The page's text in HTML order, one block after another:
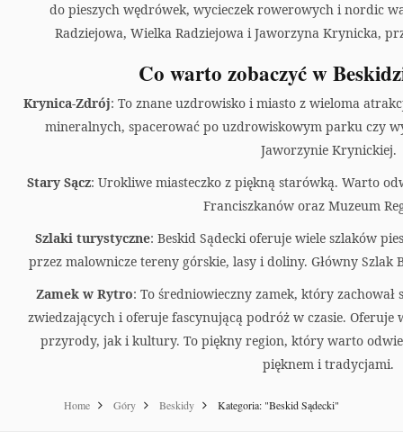
do pieszych wędrówek, wycieczek rowerowych i nordic
Radziejowa, Wielka Radziejowa i Jaworzyna Krynicka,
Co warto zobaczyć w
Krynica-Zdrój: To znane uzdrowisko i miasto z wieloma
mineralnych, spacerować po uzdrowiskowym parku czy
Jaworzynie Krynickiej.
Stary Sącz: Urokliwe miasteczko z piękną starówką. Warto
Franciszkanów oraz Muzeum
Szlaki turystyczne: Beskid Sądecki oferuje wiele szlaków
przez malownicze tereny górskie, lasy i doliny. Główny Szlak
Zamek w Rytro: To średniowieczny zamek, który
zwiedzających i oferuje fascynującą podróż w czasie.
przyrody, jak i kultury. To piękny region, który warto
pięknem i tradycjami.
Home Góry Beskidy Kategoria: "Beskid Sądecki"